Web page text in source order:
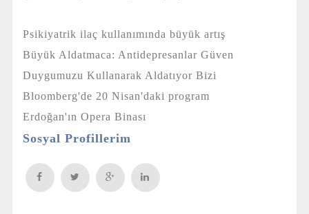
Psikiyatrik ilaç kullanımında büyük artış
Büyük Aldatmaca: Antidepresanlar Güven
Duygumuzu Kullanarak Aldatıyor Bizi
Bloomberg'de 20 Nisan'daki program
Erdoğan'ın Opera Binası
Sosyal Profillerim